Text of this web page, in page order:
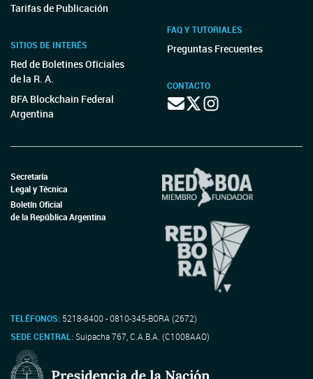
Tarifas de Publicación
SITIOS DE INTERÉS
Red de Boletines Oficiales
de la R. A.
BFA Blockchain Federal
Argentina
FAQ Y TUTORIALES
Preguntas Frecuentes
CONTACTO
Secretaría
Legal y Técnica
Boletín Oficial
de la República Argentina
TELÉFONOS: 5218-8400 - 0810-345-BORA (2672)
SEDE CENTRAL:Suipacha 767, C.A.B.A. (C1008AAO)